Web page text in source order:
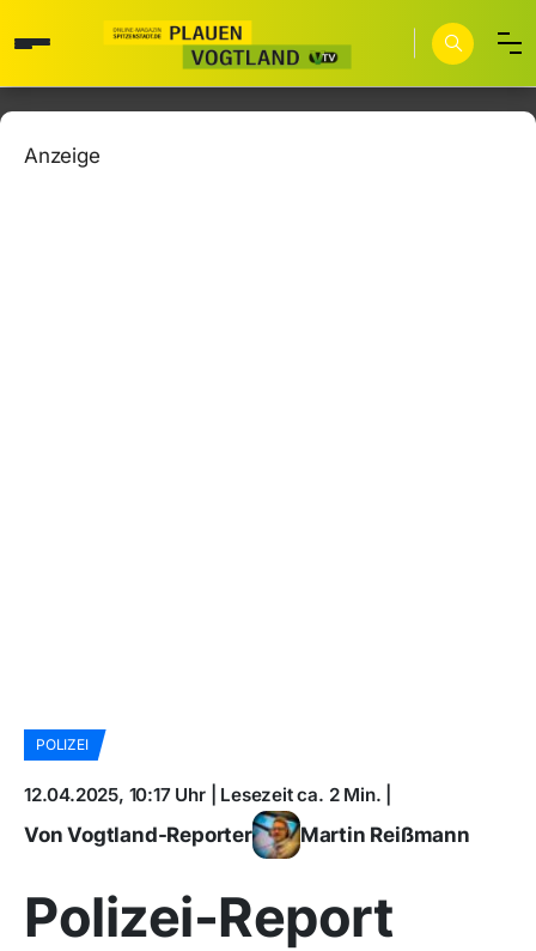
Anzeige
POLIZEI
12.04.2025, 10:17 Uhr | Lesezeit ca. 2 Min. |
Von Vogtland-Reporter Martin Reißmann
Polizei-Report